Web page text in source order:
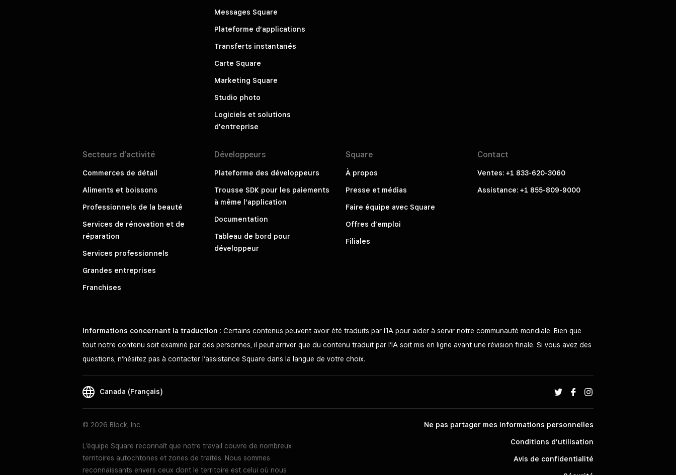
Messages Square
Plateforme d’applications
Transferts instantanés
Carte Square
Marketing Square
Studio photo
Logiciels et solutions
d'entreprise
Secteurs d’activité
Commerces de détail
Aliments et boissons
Professionnels de la beauté
Services de rénovation et de
réparation
Services professionnels
Grandes entreprises
Franchises
Développeurs
Plateforme des développeurs
Trousse SDK pour les paiements
à même l’application
Documentation
Tableau de bord pour
développeur
Square
À propos
Presse et médias
Faire équipe avec Square
Offres d’emploi
Filiales
Contact
Ventes: +1 833-620-3060
Assistance: +1 855-809-9000
Informations concernant la traduction : Certains contenus peuvent avoir été traduits par l’IA pour aider à servir notre communauté mondiale. Bien que
tout notre contenu soit examiné par des personnes, il peut arriver que du contenu traduit par l’IA soit mis en ligne avant une révision finale. Si vous avez des
questions, n’hésitez pas à contacter l’assistance Square dans la langue de votre choix.
Canada (Français)
© 2026 Block, Inc.
L’équipe Square reconnaît que notre travail couvre de nombreux
territoires autochtones et zones de traités. Nous sommes
reconnaissants envers ceux dont le territoire est celui où nous
Ne pas partager mes informations personnelles
Conditions d’utilisation
Avis de confidentialité